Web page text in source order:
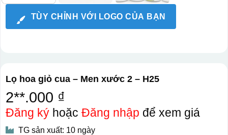
TÙY CHỈNH VỚI LOGO CỦA BẠN
Lọ hoa giỏ cua – Men xước 2 – H25
2**.000 ₫
Đăng kýhoặc Đăng nhập để xem giá
TG sản xuất: 10 ngày